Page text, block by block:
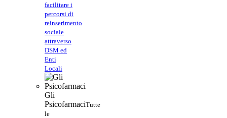
facilitare i
percorsi di
reinserimento
sociale
attraverso
DSM ed
Enti
Locali
Gli
PsicofarmaciTutte
le